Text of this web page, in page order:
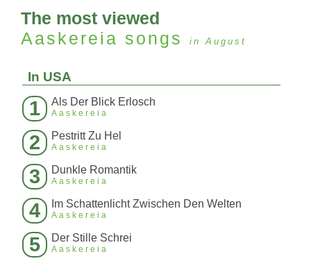
The most viewed
Aaskereia songs in August
In USA
1 Als Der Blick Erlosch
Aaskereia
2 Pestritt Zu Hel
Aaskereia
3 Dunkle Romantik
Aaskereia
4 Im Schattenlicht Zwischen Den Welten
Aaskereia
5 Der Stille Schrei
Aaskereia